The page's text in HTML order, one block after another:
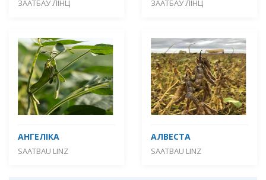
ЗААТБАУ ЛІНЦ ЗААТБАУ ЛІНЦ
АНГЕЛІКА
SAATBAU LINZ
АЛВЕСТА
SAATBAU LINZ